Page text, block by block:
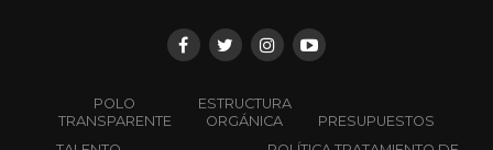
POLO
TRANSPARENTE
ESTRUCTURA
ORGÁNICA
PRESUPUESTOS